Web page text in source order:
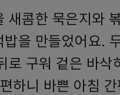
새콤한 묵은지와
을 만들었어요.
로 구워 겉은 바삭
하니 바쁜 아침